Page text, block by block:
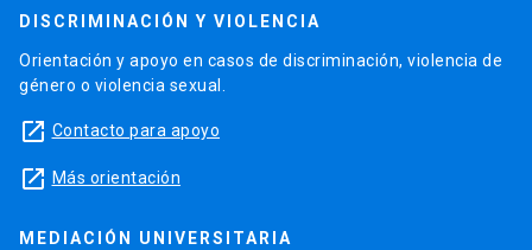
DISCRIMINACIÓN Y VIOLENCIA
Orientación y apoyo en casos de discriminación, violencia de
género o violencia sexual.
launch Contacto para apoyo
launch Más orientación
MEDIACIÓN UNIVERSITARIA